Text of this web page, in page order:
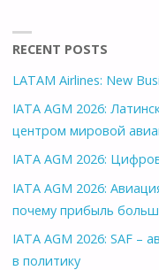
RECENT POSTS
LATAM Airlines: New
IATA AGM 2026:
центром мировой
IATA AGM 2026:
IATA AGM 2026:
почему прибыль
IATA AGM 2026: SAF –
в политику